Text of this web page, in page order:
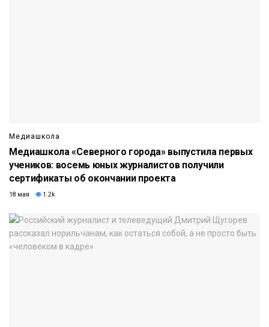
Медиашкола
Медиашкола «Северного города» выпустила первых
учеников: восемь юных журналистов получили
сертификаты об окончании проекта
18 мая 1.2k